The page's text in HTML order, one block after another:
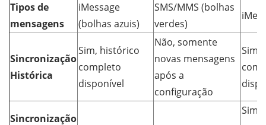
Tipos de
mensagens
iMessage
(bolhas azuis)
SMS/MMS (bolhas
verdes)
Sincronização
Histórica
Sim, histórico
completo
disponível
Não, somente
novas mensagens
após a
configuração
Sim,
Sincronização
Sim,